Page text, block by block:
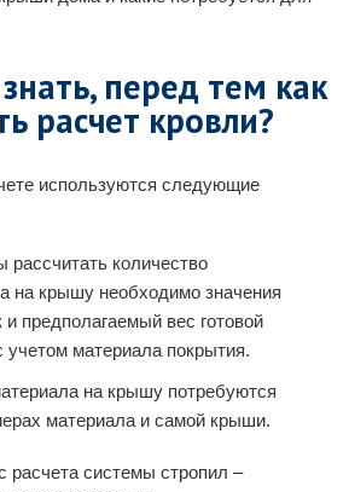
перед тем как
расчет кровли?
используются следующие
рассчитать количество
на крышу необходимо значения
и предполагаемый вес готовой
учетом материала покрытия.
на крышу потребуются
материала и самой крыши.
расчета системы стропил –